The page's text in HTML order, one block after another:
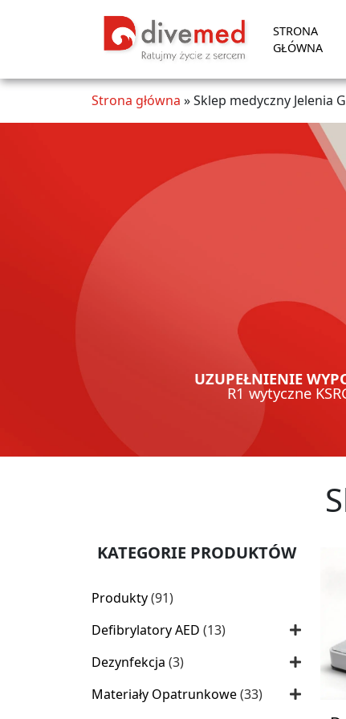
STRONA
GŁÓWNA
Strona główna »Sklep medyczny Jelenia
UZUPEŁNIENIE
R1 wytyczne
KATEGORIE PRODUKTÓW
Produkty 9191
Defibrylatory AED 1313
Dezynfekcja 33
Materiały Opatrunkowe 3333